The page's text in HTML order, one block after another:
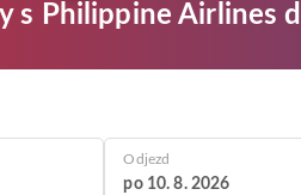
s Philippine Airlines
Odjezd
po 10. 8. 2026